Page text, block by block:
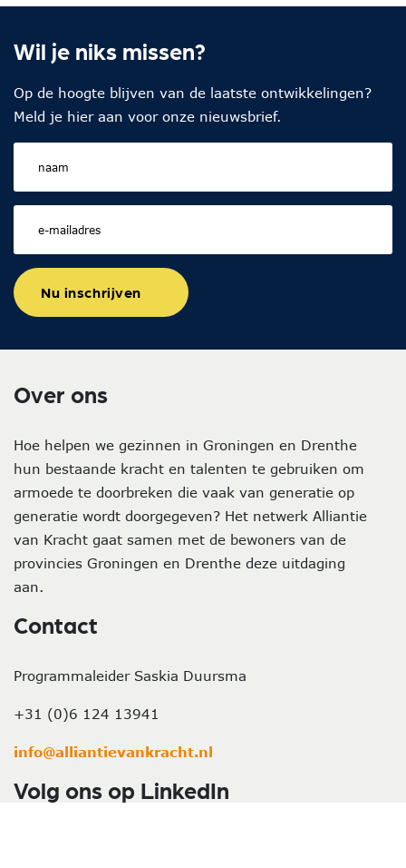
Wil je niks missen?
Op de hoogte blijven van de laatste ontwikkelingen?
Meld je hier aan voor onze nieuwsbrief.
Nu inschrijven
Over ons
Hoe helpen we gezinnen in Groningen en Drenthe
hun bestaande kracht en talenten te gebruiken om
armoede te doorbreken die vaak van generatie op
generatie wordt doorgegeven? Het netwerk Alliantie
van Kracht gaat samen met de bewoners van de
provincies Groningen en Drenthe deze uitdaging
aan.
Contact
Programmaleider Saskia Duursma
+31 (0)6 124 13941
info@alliantievankracht.nl
Volg ons op LinkedIn